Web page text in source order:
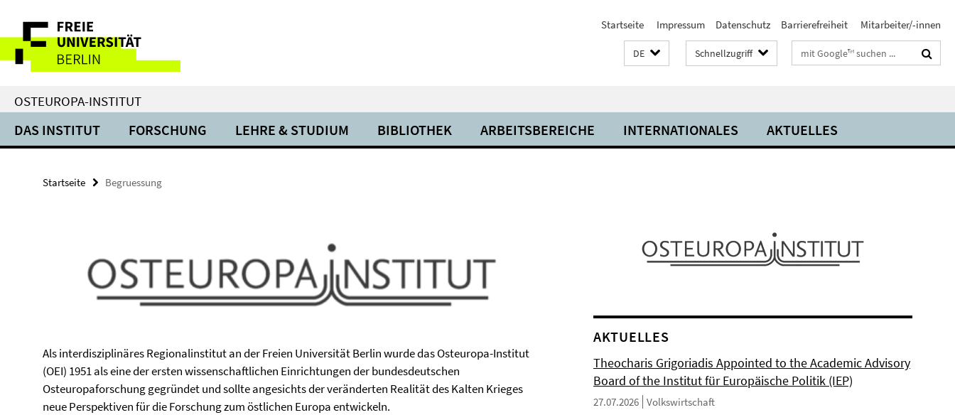
direkt
Inhalt
Service-
Navigation
Startseite Impressum Datenschutz Barrierefreiheit Mitarbeiter/-innen
DE Schnellzugriff Suchbegriffe
OSTEUROPA-INSTITUT
DAS INSTITUT FORSCHUNG LEHRE & STUDIUM BIBLIOTHEK ARBEITSBEREICHE INTERNATIONALES AKTUELLES
Startseite Begruessung
Als interdisziplinäres Regionalinstitut an der Freien Universität Berlin wurde das Osteuropa-Institut
(OEI) 1951 als eine der ersten wissenschaftlichen Einrichtungen der bundesdeutschen
Osteuropaforschung gegründet und sollte angesichts der veränderten Realität des Kalten Krieges
neue Perspektiven für die Forschung zum östlichen Europa entwickeln.
AKTUELLES
Theocharis Grigoriadis Appointed to the Academic Advisory
Board of the Institut für Europäische Politik (IEP)
27.07.2026 Volkswirtschaft